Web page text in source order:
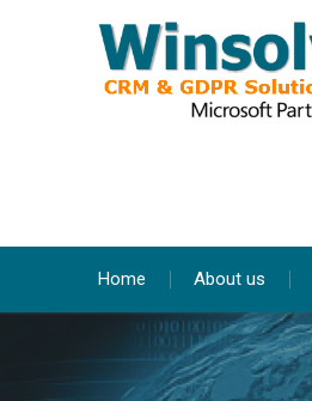
Home About us